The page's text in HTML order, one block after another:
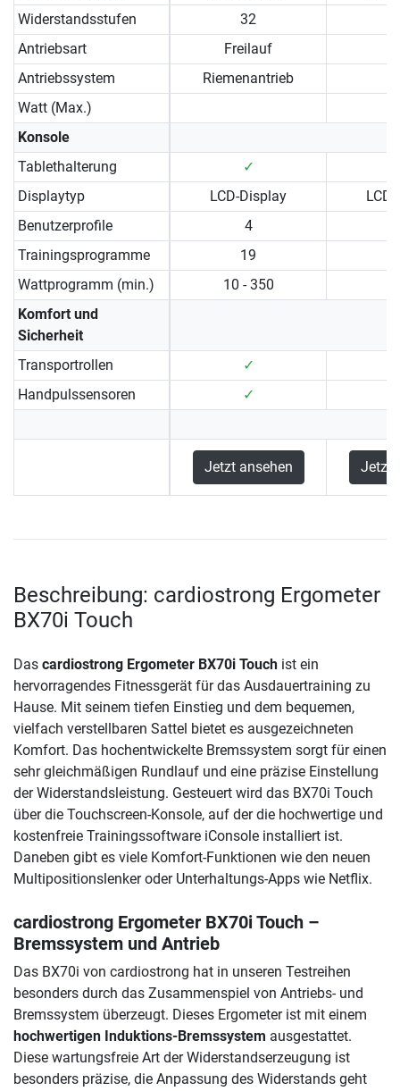
Widerstandsstufen
32
Antriebsart
Freilauf
Antriebssystem
Riemenantrieb
Watt (Max.)
Konsole
Tablethalterung
✓
Displaytyp
LCD-Display
Benutzerprofile
4
Trainingsprogramme
19
Wattprogramm (min.)
10 - 350
Komfort und
Sicherheit
Transportrollen
✓
Handpulssensoren
✓
Jetzt ansehen Jetzt
Beschreibung: cardiostrong Ergometer
BX70i Touch
Das cardiostrong Ergometer BX70i Touch ist ein
hervorragendes Fitnessgerät für das Ausdauertraining zu
Hause. Mit seinem tiefen Einstieg und dem bequemen,
vielfach verstellbaren Sattel bietet es ausgezeichneten
Komfort. Das hochentwickelte Bremssystem sorgt für einen
sehr gleichmäßigen Rundlauf und eine präzise Einstellung
der Widerstandsleistung. Gesteuert wird das BX70i Touch
über die Touchscreen-Konsole, auf der die hochwertige und
kostenfreie Trainingssoftware iConsole installiert ist.
Daneben gibt es viele Komfort-Funktionen wie den neuen
Multipositionslenker oder Unterhaltungs-Apps wie Netflix.
cardiostrong Ergometer BX70i Touch –
Bremssystem und Antrieb
Das BX70i von cardiostrong hat in unseren Testreihen
besonders durch das Zusammenspiel von Antriebs- und
Bremssystem überzeugt. Dieses Ergometer ist mit einem
hochwertigen Induktions-Bremssystem ausgestattet.
Diese wartungsfreie Art der Widerstandserzeugung ist
besonders präzise, die Anpassung des Widerstands geht